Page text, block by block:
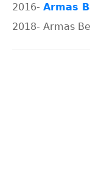
2016- Armas
2018- Armas